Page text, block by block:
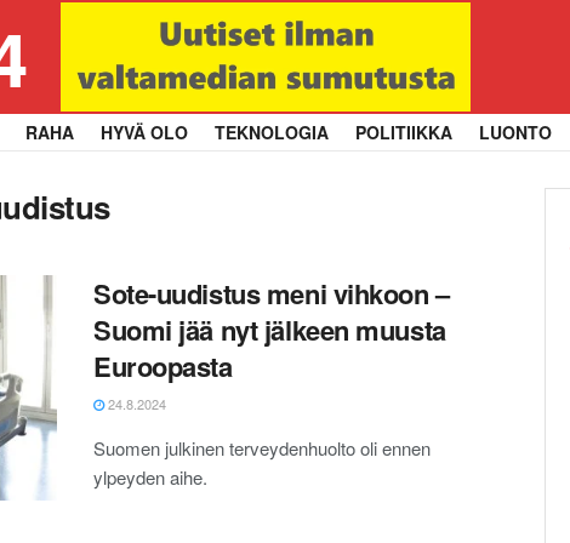
RAHA HYVÄ OLO TEKNOLOGIA POLITIIKKA LUONTO
Sote-uudistus meni vihkoon –
Suomi jää nyt jälkeen muusta
Euroopasta
24.8.2024
Suomen julkinen terveydenhuolto oli ennen
ylpeyden aihe.